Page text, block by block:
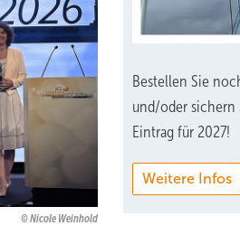
Nicole Weinhold
Bestellen Sie
und/oder sichern
Eintrag für 2027!
Weitere Infos